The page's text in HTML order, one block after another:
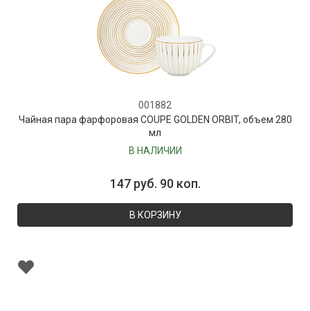
001882
Чайная пара фарфоровая COUPE GOLDEN ORBIT, объем 280
мл
В НАЛИЧИИ
147 руб. 90 коп.
В КОРЗИНУ